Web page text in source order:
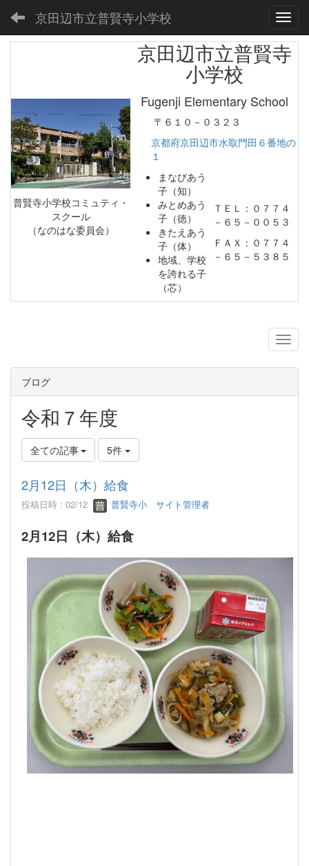
京田辺市立普賢寺小学校
普賢寺小学校コミュティ・
スクール
（なのはな委員会）
京田辺市立普賢寺
小学校
Fugenji Elementary School
〒６１０－０３２３
京都府京田辺市水取門田６番地の
１
まなびあう
子（知）
みとめあう
子（徳）
きたえあう
子（体）
地域、学校
を誇れる子
（芯）
ＴＥＬ：０７７４
－６５－００５３
ＦＡＸ：０７７４
－６５－５３８５
ブログ
令和７年度
全ての記事 5件
2月12日（木）給食
投稿日時 : 02/12 普賢寺小 サイト管理者
2月12日（木）給食